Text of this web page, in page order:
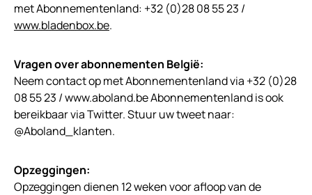
met Abonnementenland: +32 (0)28 08 55 23 /
www.bladenbox.be.
Vragen over abonnementen België:
Neem contact op met Abonnementenland via +32 (0)28
08 55 23 / www.aboland.be Abonnementenland is ook
bereikbaar via Twitter. Stuur uw tweet naar:
@Aboland_klanten.
Opzeggingen:
Opzeggingen dienen 12 weken voor afloop van de